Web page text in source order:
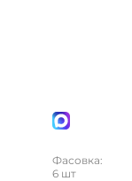
Фасовка:
6 шт